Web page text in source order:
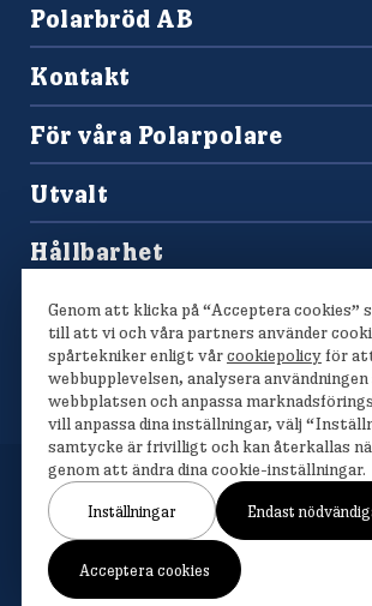
Polarbröd AB
010-450 60 00
info@polarbrod.se
Kontakt
Konsumentkontakt och reklamation
Frågor och svar
Press och nyhetsrum
Sponsring
För våra Polarpolare
Tävlingar
Hitta din Polarklämma
Utvalt
Lediga jobb
Våra bröd
Hållbarhet
Polarmetoden
Om cookies
Personuppgiftshantering
Genom att klicka på “Acceptera cookies”
till att vi och våra partners använder
spårtekniker enligt vårcookiepolicyför
webbupplevelsen, analysera användningen
webbplatsen och anpassa
vill anpassa dina inställningar, välj
samtycke är frivilligt och kan återkallas
genom att ändra dina cookie-inställningar.
Inställningar Endast
Acceptera cookies